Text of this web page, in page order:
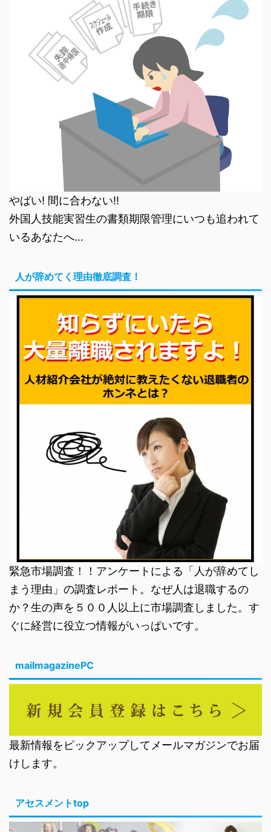
やばい! 間に合わない!!
外国人技能実習生の書類期限管理にいつも追われて
いるあなたへ…
人が辞めてく理由徹底調査！
緊急市場調査！！アンケートによる「人が辞めてし
まう理由」の調査レポート。なぜ人は退職するの
か？生の声を５００人以上に市場調査しました。す
ぐに経営に役立つ情報がいっぱいです。
mailmagazinePC
最新情報をピックアップしてメールマガジンでお届
けします。
アセスメントtop